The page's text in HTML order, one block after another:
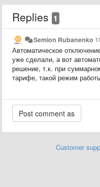
Replies 1
Semion Rubanenko
Автоматическое
уже сделали, а вот
решение, т.к. при
тарифе, такой режим
Customer